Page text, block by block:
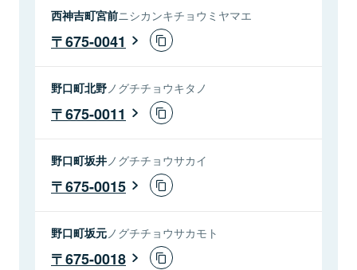
西神吉町宮前ニシカンキチョウミヤマエ
675-0041
野口町北野 ノグチチョウキタノ
675-0011
野口町坂井 ノグチチョウサカイ
675-0015
野口町坂元 ノグチチョウサカモト
675-0018